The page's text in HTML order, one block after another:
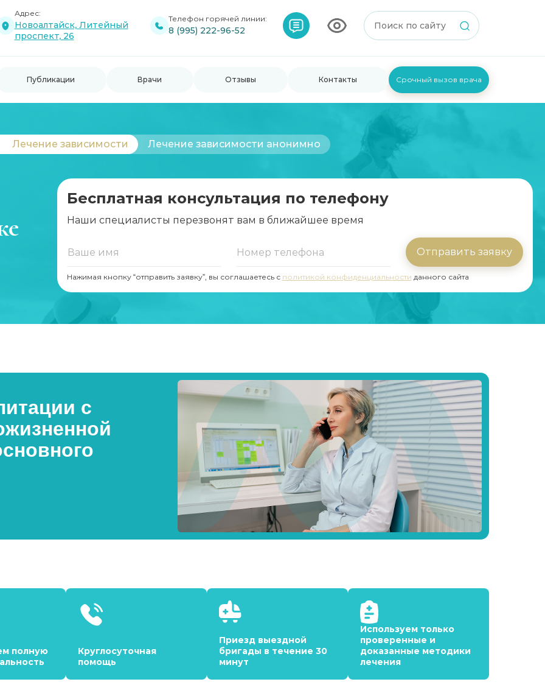
Адрес:
Новоалтайск, Литейный
проспект, 26
Телефон горячей линии:
8 (995) 222-96-52
Публикации Врачи Отзывы Контакты Срочный вызов врача
Лечение зависимости Лечение зависимости анонимно
Бесплатная консультация по телефону
Наши специалисты перезвонят вам в ближайшее время
Отправить заявку
Нажимая кнопку “отправить заявку”, вы соглашаетесь с политикой конфиденциальности данного сайта
с
полную
Круглосуточная
помощь
Приезд выездной
бригады в течение 30
минут
Используем только
проверенные и
доказанные методики
лечения